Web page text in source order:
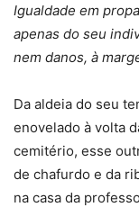
Igualdade em
apenas do seu
nem danos, à
Da aldeia do seu
enovelado à volta
cemitério, esse
de chafurdo e da
na casa da